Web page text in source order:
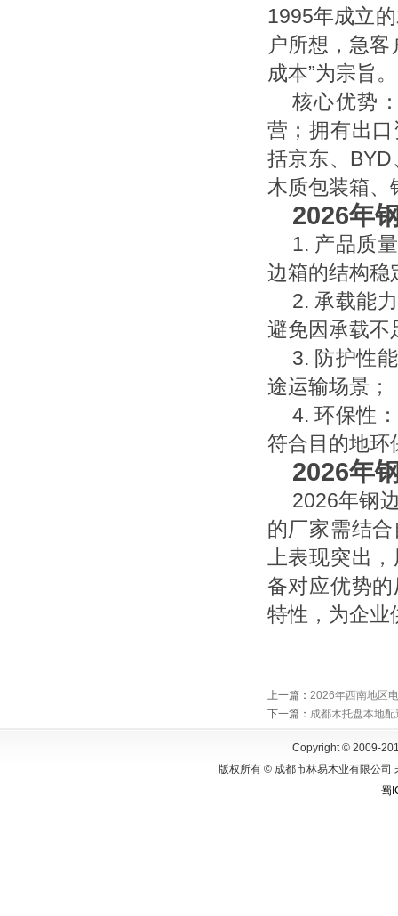
1995年成立
户所想，急
成本”为宗旨。
核心优势
营；拥有出
括京东、
木质包装箱、
2026年
1. 产品质
边箱的结构稳
2. 承载能
避免因承载不
3. 防护性
途运输场景；
4. 环保性
符合目的地环
2026年
2026年钢
的厂家需结
上表现突出
备对应优势
特性，为企业
上一篇： 2026年西南地区
下一篇： 成都木托盘本地
Copyright © 2009-
版权所有 © 成都市林易木业有限公司
蜀